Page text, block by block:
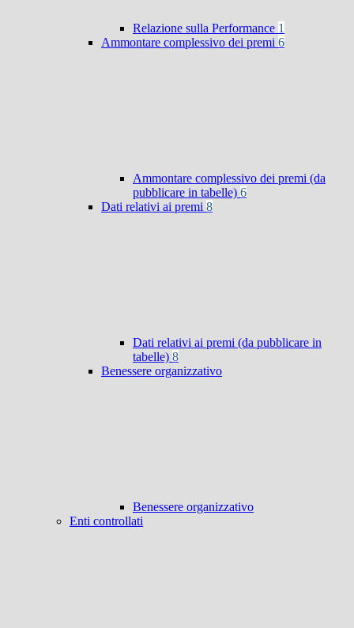
Relazione sulla Performance 1
Ammontare complessivo dei premi 6
Ammontare complessivo dei premi (da
pubblicare in tabelle) 6
Dati relativi ai premi 8
Dati relativi ai premi (da pubblicare in
tabelle) 8
Benessere organizzativo
Benessere organizzativo
Enti controllati